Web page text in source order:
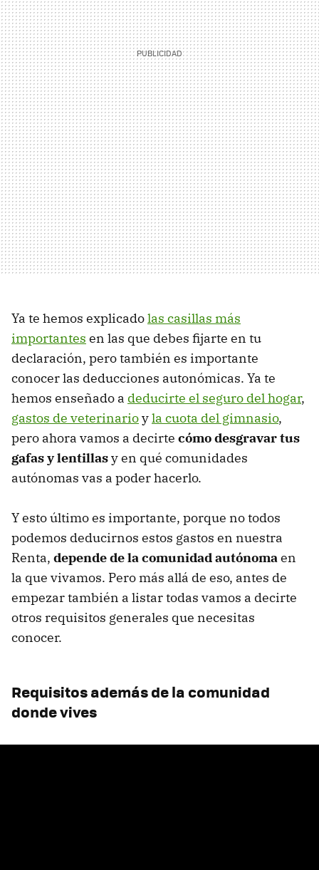
Ya te hemos explicadolas casillas más
importantes en las que debes fijarte en tu
declaración, pero también es importante
conocer las deducciones autonómicas. Ya te
hemos enseñado a deducirte el seguro del hogar,
gastos de veterinarioyla cuota del gimnasio,
pero ahora vamos a decirte cómo desgravar tus
gafas y lentillasy en qué comunidades
autónomas vas a poder hacerlo.
Y esto último es importante, porque no todos
podemos deducirnos estos gastos en nuestra
Renta, depende de la comunidad autónomaen
la que vivamos. Pero más allá de eso, antes de
empezar también a listar todas vamos a decirte
otros requisitos generales que necesitas
conocer.
Requisitos además de la comunidad
donde vives